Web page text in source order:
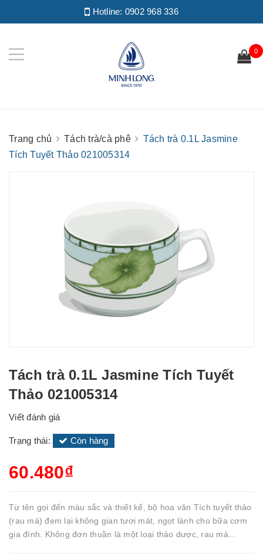
Hotline: 0902 968 336
0
Trang chủ Tách trà/cà phê
Tách trà 0.1L Jasmine
Tích Tuyết Thảo 021005314
Tách trà 0.1L Jasmine Tích Tuyết
Thảo 021005314
Viết đánh giá
Trạng thái: Còn hàng
60.480₫
Từ tên gọi đến màu sắc và thiết kế, bộ hoa văn Tích tuyết thảo
(rau má) đem lại không gian tươi mát, ngọt lành cho bữa cơm
gia đình. Không đơn thuần là một loại thảo dược, rau má...